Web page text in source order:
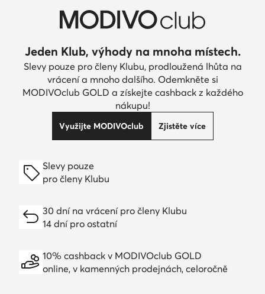
Jeden Klub, výhody na mnoha místech.
Slevy pouze pro členy Klubu, prodloužená lhůta na
vrácení a mnoho dalšího. Odemkněte si
MODIVOclub GOLD a získejte cashback z každého
nákupu!
Využijte MODIVOclub Zjistěte více
Slevy pouze
pro členy Klubu
30 dní na vrácení pro členy Klubu
14 dní pro ostatní
10% cashback v MODIVOclub GOLD
online, v kamenných prodejnách, celoročně